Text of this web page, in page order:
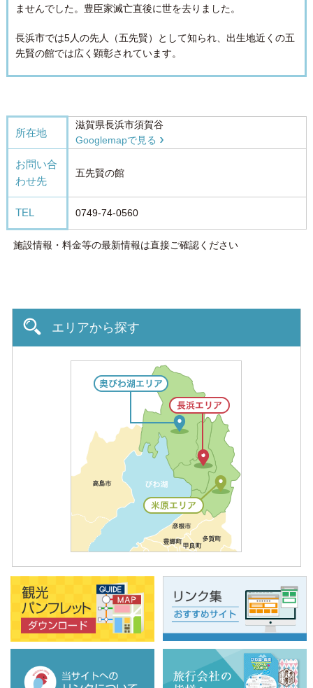
ませんでした。豊臣家滅亡直後に世を去りました。
長浜市では5人の先人（五先賢）として知られ、出生地近くの五
先賢の館では広く顕彰されています。
所在地
滋賀県長浜市須賀谷
Googlemapで見る
お問い合
わせ先
五先賢の館
TEL 0749-74-0560
施設情報・料金等の最新情報は直接ご確認ください
エリアから探す